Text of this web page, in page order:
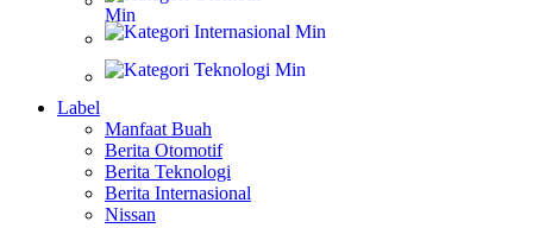
Label
Manfaat Buah
Berita Otomotif
Berita Teknologi
Berita Internasional
Nissan